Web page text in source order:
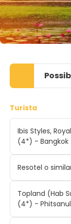
Turista
Ibis Styles,
(4*) - Bangkok
Resotel o
Topland (Hab
(4*) -